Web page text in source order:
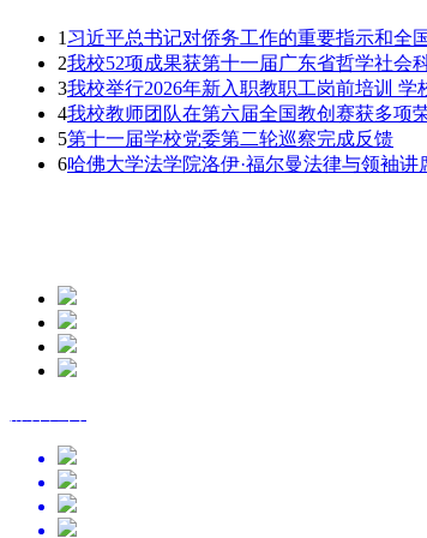
1 习近平总书记对侨务工作的重要指示和全
2我校52项成果获第十一届广东省哲学社会
3我校举行2026年新入职教职工岗前培训
4我校教师团队在第六届全国教创赛获多项
5第十一届学校党委第二轮巡察完成反馈
6哈佛大学法学院洛伊·福尔曼法律与领袖